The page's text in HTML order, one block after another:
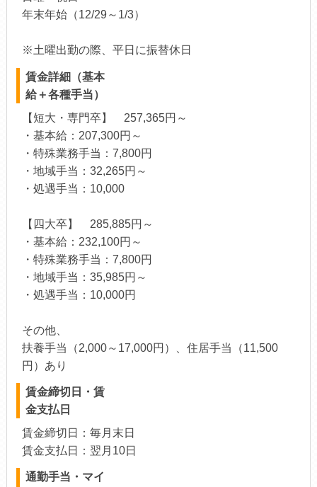
年末年始（12/29～1/3）
※土曜出勤の際、平日に振替休日
賃金詳細（基本
給＋各種手当）
【短大・専門卒】 257,365円～
・基本給：207,300円～
・特殊業務手当：7,800円
・地域手当：32,265円～
・処遇手当：10,000
【四大卒】 285,885円～
・基本給：232,100円～
・特殊業務手当：7,800円
・地域手当：35,985円～
・処遇手当：10,000円
その他、
扶養手当（2,000～17,000円）、住居手当（11,500
円）あり
賃金締切日・賃
金支払日
賃金締切日：毎月末日
賃金支払日：翌月10日
通勤手当・マイ